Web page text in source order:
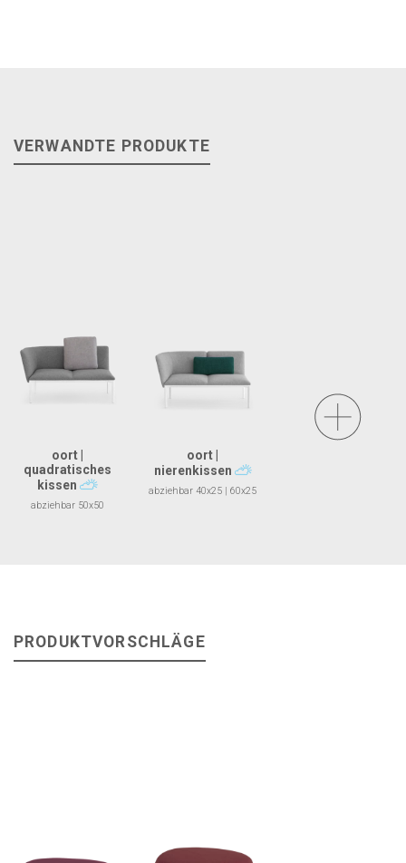
VERWANDTE PRODUKTE
oort |
quadratisches
kissen
abziehbar 50x50
oort |
nierenkissen
abziehbar 40x25 | 60x25
PRODUKTVORSCHLÄGE